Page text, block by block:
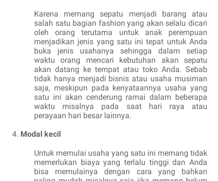
Karena memang sepatu menjadi barang atau
salah satu bagian fashion yang akan selalu dicari
oleh orang terutama untuk anak perempuan
menjadikan jenis yang satu ini tepat untuk Anda
buka jenis usahanya sehingga dalam setiap
waktu orang mencari kebutuhan akan sepatu
akan datang ke tempat atau toko Anda. Sebab
tidak hanya menjadi bisnis atau usaha musiman
saja, meskipun pada kenyataannya usaha yang
satu ini akan cenderung ramai dalam beberapa
waktu misalnya pada saat hari raya atau
perayaan hari besar lainnya.
Modal kecil
Untuk memulai usaha yang satu ini memang tidak
memerlukan biaya yang terlalu tinggi dan Anda
bisa memulainya dengan cara yang bahkan